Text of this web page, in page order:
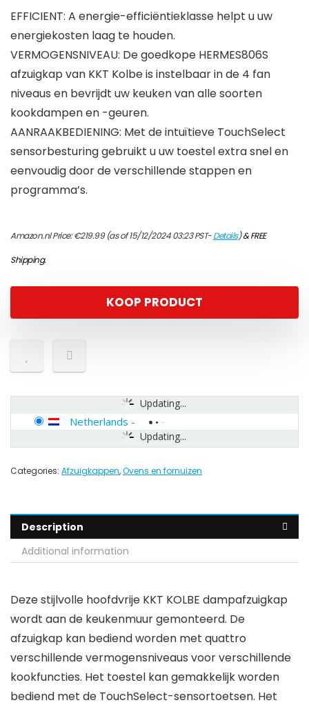
EFFICIENT: A energie-efficiëntieklasse helpt u uw
energiekosten laag te houden.
VERMOGENSNIVEAU: De goedkope HERMES806S
afzuigkap van KKT Kolbe is instelbaar in de 4 fan
niveaus en bevrijdt uw keuken van alle soorten
kookdampen en -geuren.
AANRAAKBEDIENING: Met de intuïtieve TouchSelect
sensorbesturing gebruikt u uw toestel extra snel en
eenvoudig door de verschillende stappen en
programma’s.
Amazon.nl Price:€219.99(as of 15/12/2024 03:23 PST-Details)&FREE
Shipping.
KOOP PRODUCT
Updating...
Updating...
Netherlands -
Categories: Afzuigkappen,Ovens en fornuizen
Description
Additional information
Deze stijlvolle hoofdvrije KKT KOLBE dampafzuigkap
wordt aan de keukenmuur gemonteerd. De
afzuigkap kan bediend worden met quattro
verschillende vermogensniveaus voor verschillende
kookfuncties. Het toestel kan gemakkelijk worden
bediend met de TouchSelect-sensortoetsen. Het